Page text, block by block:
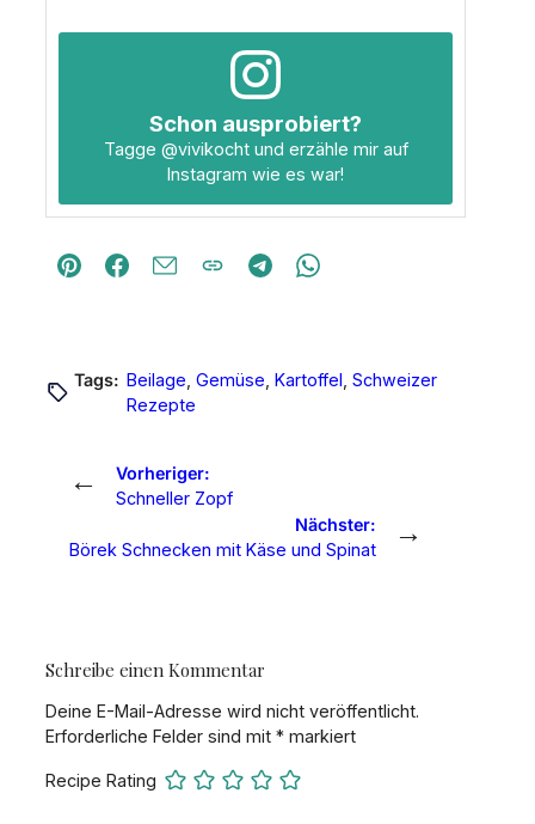
Schon ausprobiert?
Tagge @vivikochtund erzähle mir auf
Instagram wie es war!
Tags: Beilage Gemüse Kartoffel Schweizer
Rezepte
←
Vorheriger:
Schneller Zopf
Nächster:
Börek Schnecken mit Käse und Spinat
→
Schreibe einen Kommentar
Deine E-Mail-Adresse wird nicht veröffentlicht.
Erforderliche Felder sind mit * markiert
Recipe Rating